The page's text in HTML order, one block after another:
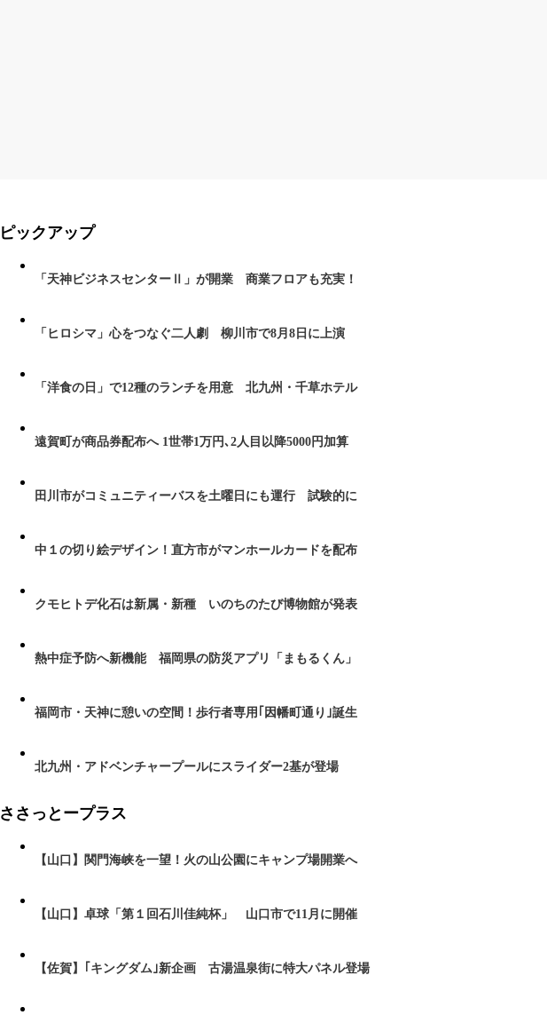
ピックアップ
「天神ビジネスセンターⅡ」が開業 商業フロアも充実！
「ヒロシマ」心をつなぐ二人劇 柳川市で8月8日に上演
「洋食の日」で12種のランチを用意 北九州・千草ホテル
遠賀町が商品券配布へ 1世帯1万円､2人目以降5000円加算
田川市がコミュニティーバスを土曜日にも運行 試験的に
中１の切り絵デザイン！直方市がマンホールカードを配布
クモヒトデ化石は新属・新種 いのちのたび博物館が発表
熱中症予防へ新機能 福岡県の防災アプリ「まもるくん」
福岡市・天神に憩いの空間！歩行者専用｢因幡町通り｣誕生
北九州・アドベンチャープールにスライダー2基が登場
ささっとープラス
【山口】関門海峡を一望！火の山公園にキャンプ場開業へ
【山口】卓球「第１回石川佳純杯」 山口市で11月に開催
【佐賀】｢キングダム｣新企画 古湯温泉街に特大パネル登場